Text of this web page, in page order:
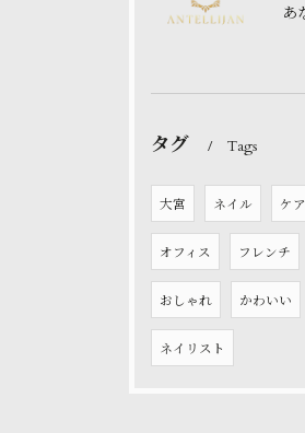
タグ Tags
大宮 ネイル ケア
オフィス フレンチ
おしゃれ かわいい
ネイリスト